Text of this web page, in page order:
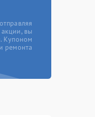
вы
Купоном
ремонта